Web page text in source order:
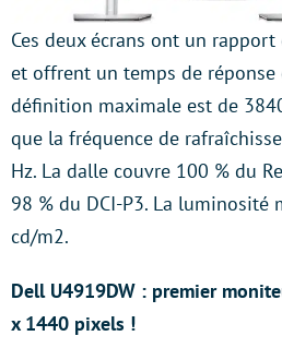
Ces deux écrans ont un
et offrent un temps de réponse
définition maximale est de
que la fréquence de
Hz. La dalle couvre 100 % du
98 % du DCI-P3. La luminosité
cd/m2.
Dell U4919DW : premier
x 1440 pixels !